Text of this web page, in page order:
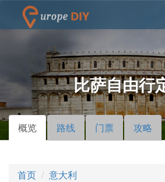
比萨自由行
主标签
概览
动标
路线 门票 攻略
首页 意大利